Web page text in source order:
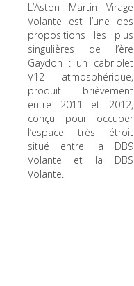
L’Aston Martin Virage
Volante est l’une des
propositions les plus
singulières de l’ère
Gaydon : un cabriolet
V12 atmosphérique,
produit brièvement
entre 2011 et 2012,
conçu pour occuper
l’espace très étroit
situé entre la DB9
Volante et la DBS
Volante.